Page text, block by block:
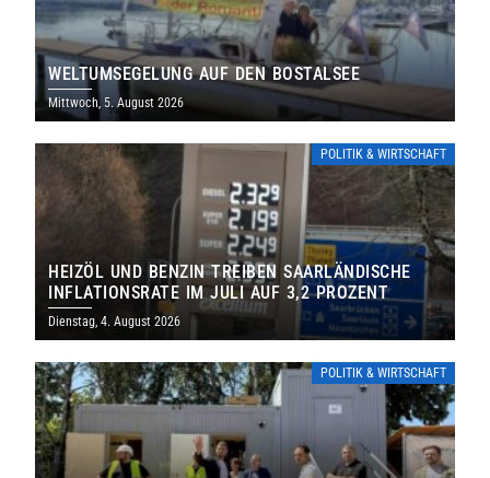
WELTUMSEGELUNG AUF DEN BOSTALSEE
Mittwoch, 5. August 2026
POLITIK & WIRTSCHAFT
HEIZÖL UND BENZIN TREIBEN SAARLÄNDISCHE
INFLATIONSRATE IM JULI AUF 3,2 PROZENT
Dienstag, 4. August 2026
POLITIK & WIRTSCHAFT